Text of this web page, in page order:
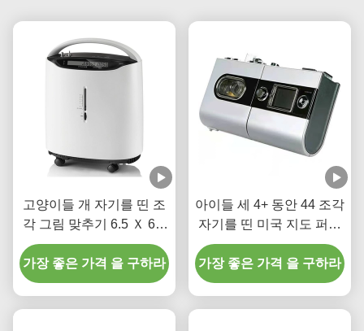
고양이들 개 자기를 띤 조
각 그림 맞추기 6.5 Ｘ 6.5
" 다중-컬러
가장 좋은 가격 을 구하라
아이들 세 4+ 동안 44 조각
자기를 띤 미국 지도 퍼즐
재미 지리
가장 좋은 가격 을 구하라